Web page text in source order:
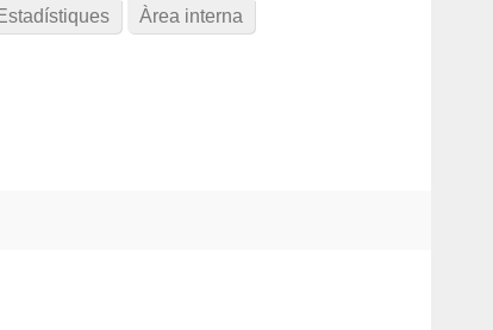
Estadístiques Àrea interna